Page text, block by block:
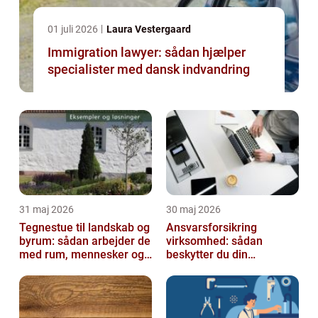
01 juli 2026 Laura Vestergaard
Immigration lawyer: sådan hjælper
specialister med dansk indvandring
31 maj 2026
Tegnestue til landskab og
byrum: sådan arbejder de
med rum, mennesker og
30 maj 2026
Ansvarsforsikring
virksomhed: sådan
beskytter du din